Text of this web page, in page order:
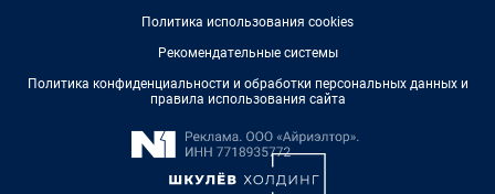
Политика использования cookies
Рекомендательные системы
Политика конфиденциальности и обработки персональных данных и
правила использования сайта